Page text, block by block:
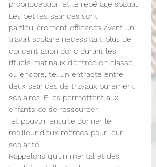
proprioception et le repérage spatial.
Les petites séances sont
particulièrement efficaces avant un
travail scolaire nécessitant plus de
concentration donc durant les
rituels matinaux d’entrée en classe,
ou encore, tel un entracte entre
deux séances de travaux purement
scolaires. Elles permettent aux
enfants de se ressourcer
et pouvoir ensuite donner le
meilleur d’eux-mêmes pour leur
scolarité.
Rappelons qu’un mental et des